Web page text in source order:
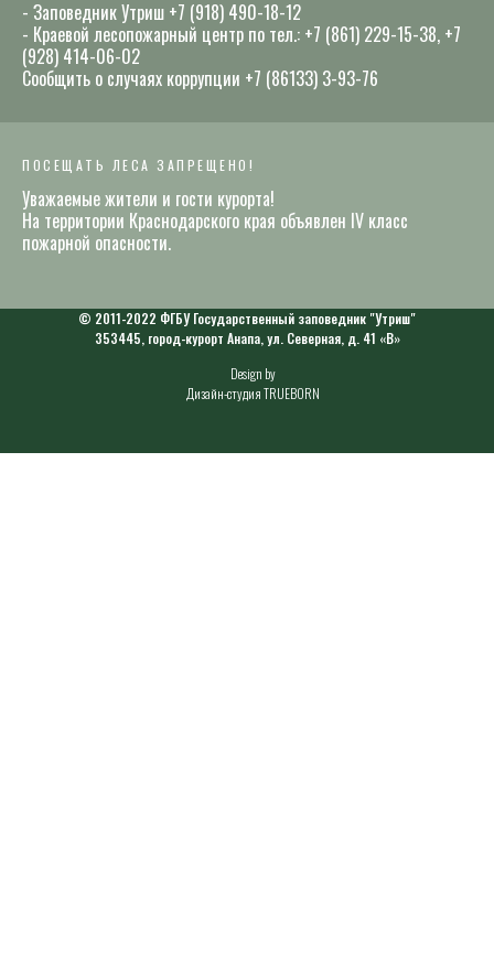
- Заповедник Утриш +7 (918) 490-18-12
- Краевой лесопожарный центр по тел.: +7 (861) 229-15-38, +7
(928) 414-06-02
Сообщить о случаях коррупции +7 (86133) 3-93-76
ПОСЕЩАТЬ ЛЕСА ЗАПРЕЩЕНО!
Уважаемые жители и гости курорта!
На территории Краснодарского края объявлен IV класс
пожарной опасности.
© 2011-2022 ФГБУ Государственный заповедник "Утриш"
353445, город-курорт Анапа, ул. Северная, д. 41 «В»
Design by
Дизайн-студия TRUEBORN